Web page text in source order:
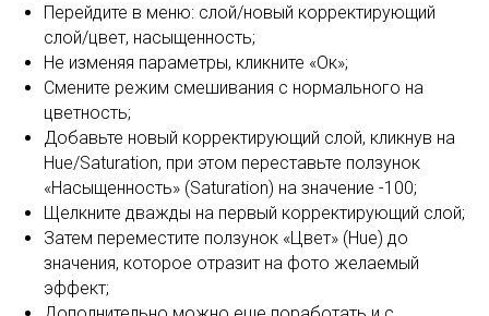
Перейдите в меню: слой/новый корректирующий
слой/цвет, насыщенность;
Не изменяя параметры, кликните «Ок»;
Смените режим смешивания с нормального на
цветность;
Добавьте новый корректирующий слой, кликнув на
Hue/Saturation, при этом переставьте ползунок
«Насыщенность» (Saturation) на значение -100;
Щелкните дважды на первый корректирующий слой;
Затем переместите ползунок «Цвет» (Hue) до
значения, которое отразит на фото желаемый
эффект;